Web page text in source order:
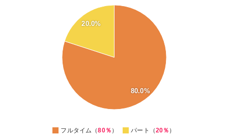
80.0%
20.0%
フルタイム（80％ ） パート（20％ ）